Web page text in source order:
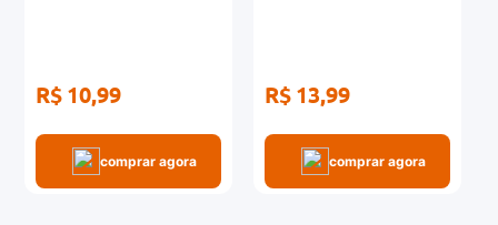
R$ 10,99
comprar agora
R$ 13,99
comprar agora